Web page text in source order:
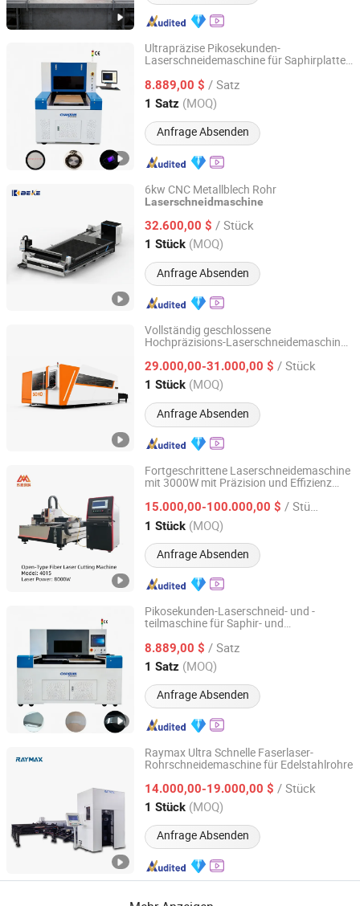
Ultrapräzise Pikosekunden-
Laserschneidemaschine für Saphirplatten
8.889,00 $ / Satz
1 Satz (MOQ)
Anfrage Absenden
Chanxan (Changshu) Laser Technology Co., Ltd.
Jiangsu, China Seit 2026
6kw CNC Metallblech Rohr
Laserschneidmaschine
32.600,00 $ / Stück
1 Stück (MOQ)
Anfrage Absenden
Nanjing Byfo Machinery Co., Ltd.
Jiangsu, China Seit 2019
Vollständig geschlossene
Hochpräzisions-Laserschneidemaschine
professionellen Industrieeinsatz
29.000,00-31.000,00 $ / Stück
1 Stück (MOQ)
Anfrage Absenden
Jiangsu SOHO Innovation & Technology Group Kasin
Industry & Trade Co., Ltd.
Jiangsu, China Seit 2025
Fortgeschrittene Laserschneidemaschine
mit 3000W mit Präzision und Effizienz
maßgeschneiderte Stoffe
15.000,00-100.000,00 $ / Stück
1 Stück (MOQ)
Anfrage Absenden
Jiangsu SOHO Innovation & Technology Group Kasin
Industry & Trade Co., Ltd.
Jiangsu, China Seit 2025
Pikosekunden-Laserschneid- und -
teilmaschine für Saphir- und
8.889,00 $ / Satz
1 Satz (MOQ)
Anfrage Absenden
Chanxan (Changshu) Laser Technology Co., Ltd.
Jiangsu, China Seit 2026
Raymax Ultra Schnelle Faserlaser-
Rohrschneidemaschine für Edelstahlrohre
14.000,00-19.000,00 $ / Stück
1 Stück (MOQ)
Anfrage Absenden
Anhui Zhongrui Machine Manufacturing Co., Ltd.
Anhui, China Seit 2025